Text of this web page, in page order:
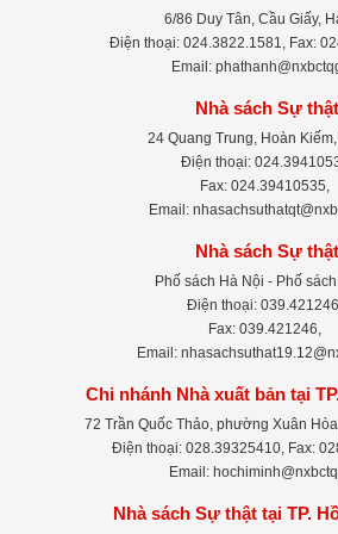
6/86 Duy Tân, Cầu Giấy,
Điện thoại: 024.3822.1581, Fax:
Email:
Nhà sách Sự thật
24 Quang Trung, Hoàn
Điện thoại:
Fax: 024.39410535,
Email:
Nhà sách Sự thật
Phố sách Hà Nội - Phố
Điện thoại: 039.421246,
Fax: 039.421246,
Email:
Chi nhánh Nhà xuất bản tại
72 Trần Quốc Thảo, phường Xuân
Điện thoại: 028.39325410, Fax:
Email:
Nhà sách Sự thật tại TP.